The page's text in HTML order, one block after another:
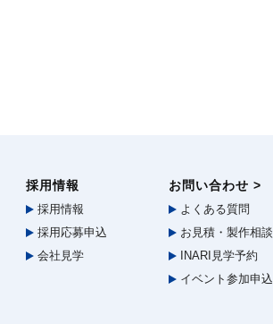
採用情報
採用情報
採用応募申込
会社見学
お問い合わせ >
よくある質問
お見積・製作相談
INARI見学予約
イベント参加申込